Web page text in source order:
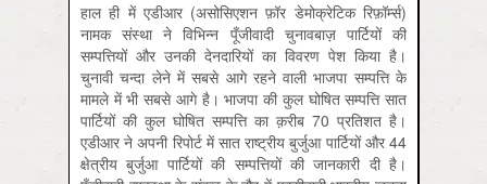
हाल ही में एडीआर (असोसिएशन फ़ॉर डेमोक्रेटिक रिफ़ॉर्म्स)
नामक संस्था ने विभिन्न पूँजीवादी चुनावबाज़ पार्टियों की
सम्पत्तियों और उनकी देनदारियों का विवरण पेश किया है।
चुनावी चन्दा लेने में सबसे आगे रहने वाली भाजपा सम्पत्ति के
मामले में भी सबसे आगे है। भाजपा की कुल घोषित सम्पत्ति सात
पार्टियों की कुल घोषित सम्पत्ति का क़रीब 70 प्रतिशत है।
एडीआर ने अपनी रिपोर्ट में सात राष्ट्रीय बुर्जुआ पार्टियों और 44
क्षेत्रीय बुर्जुआ पार्टियों की सम्पत्तियों की जानकारी दी है।